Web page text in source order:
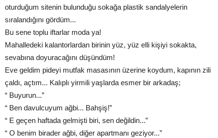
oturduğum sitenin bulunduğu sokağa plastik sandalyelerin
sıralandığını gördüm...
Bu sene toplu iftarlar moda ya!
Mahalledeki kalantorlardan birinin yüz, yüz elli kişiyi sokakta,
sevabına doyuracağını düşündüm!
Eve geldim pideyi mutfak masasının üzerine koydum, kapının zili
çaldı, açtım... Kalıplı yirmili yaşlarda esmer bir arkadaş;
“ Buyurun...”
“ Ben davulcuyum ağbi... Bahşiş!”
“ E geçen haftada gelmişti biri, sen değildin...”
“ O benim birader ağbi, diğer apartmanı geziyor...”